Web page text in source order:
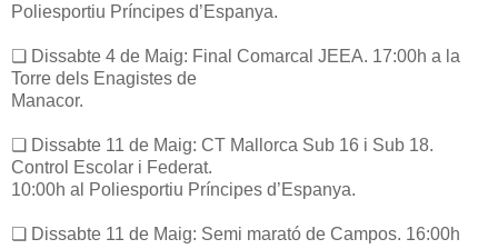
Poliesportiu Príncipes d’Espanya.
❏ Dissabte 4 de Maig: Final Comarcal JEEA. 17:00h a la
Torre dels Enagistes de
Manacor.
❏ Dissabte 11 de Maig: CT Mallorca Sub 16 i Sub 18.
Control Escolar i Federat.
10:00h al Poliesportiu Príncipes d’Espanya.
❏ Dissabte 11 de Maig: Semi marató de Campos. 16:00h